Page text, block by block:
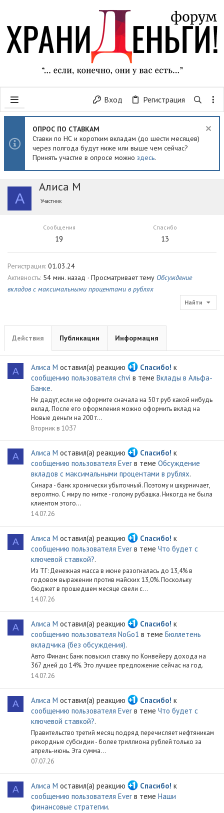
Вход Регистрация
ОПРОС ПО СТАВКАМ
Ставки по НС и коротким вкладам (до шести месяцев)
через полгода будут ниже или выше чем сейчас?
Принять участие в опросе можно здесь.
А
Алиса М
Участник
Сообщения
19
Спасибо
13
Регистрация 01.03.24
Активность 54 мин. назад · Просматривает тему Обсуждение
вкладов с максимальными процентами в рублях
Найти
Действия Публикации Информация
А Алиса М оставил(а) реакцию Спасибо! к
сообщению пользователя chvi в теме Вклады в Альфа-
Банке.
Не дадут,если не оформите сначала на 50 т руб какой нибудь
вклад. После его оформления можно оформить вклад на
Новые деньги на 200 т...
Вторник в 10:37
А Алиса М оставил(а) реакцию Спасибо! к
сообщению пользователя Ever в теме Обсуждение
вкладов с максимальными процентами в рублях.
Синара - банк хронически убыточный. Поэтому и шкурничает,
вероятно. С миру по нитке - голому рубашка. Никогда не была
клиентом этого...
14.07.26
А Алиса М оставил(а) реакцию Спасибо! к
сообщению пользователя Ever в теме Что будет с
ключевой ставкой?.
Из ТГ: Денежная масса в июне разогналась до 13,4% в
годовом выражении против майских 13,0%. Поскольку
бюджет в прошедшем месяце свели с...
14.07.26
А Алиса М оставил(а) реакцию Спасибо! к
сообщению пользователя NoGo1 в теме Бюллетень
вкладчика (без обсуждения).
Авто Финанс Банк повысил ставку по Конвейеру дохода на
367 дней до 14%. Это лучшее предложение сейчас на год.
14.07.26
А Алиса М оставил(а) реакцию Спасибо! к
сообщению пользователя Ever в теме Что будет с
ключевой ставкой?.
Правительство третий месяц подряд перечисляет нефтяникам
рекордные субсидии - более триллиона рублей только за
апрель-июнь. Эта сумма...
07.07.26
А Алиса М оставил(а) реакцию Спасибо! к
сообщению пользователя Ever в теме Наши
финансовые стратегии.